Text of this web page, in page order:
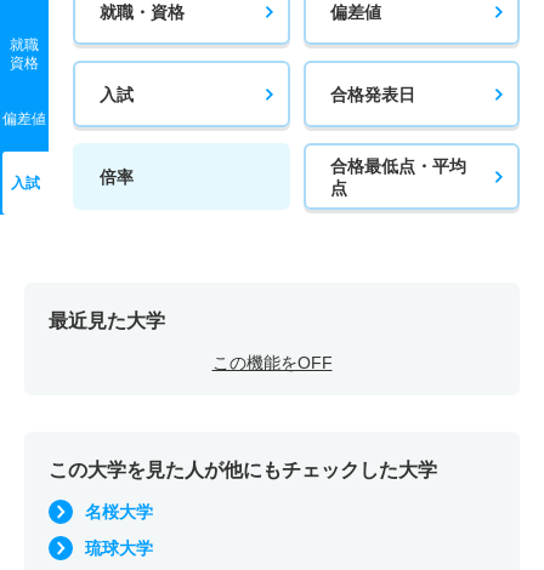
就職
資格
偏差値
入試
就職・資格 偏差値
入試 合格発表日
倍率
合格最低点・平均
点
最近見た大学
この機能をOFF
この大学を見た人が他にもチェックした大学
名桜大学
琉球大学